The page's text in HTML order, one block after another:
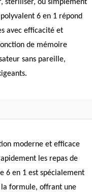
stériliser, ou simplement
6 en 1 répond
avec efficacité et
de mémoire
sans pareille,
moderne et efficace
les repas de
6 en 1 est spécialement
formule, offrant une